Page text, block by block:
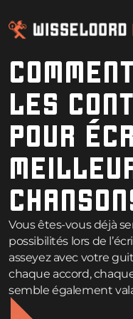
LES
POUR
Vous êtes-vous déjà
possibilités lors de
asseyez avec votre
chaque accord,
semble également
et vous êtes paralysé